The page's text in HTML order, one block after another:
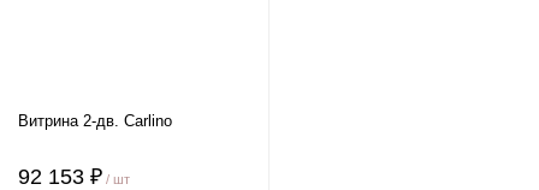
Витрина 2-дв. Carlino
92 153 ₽ / шт